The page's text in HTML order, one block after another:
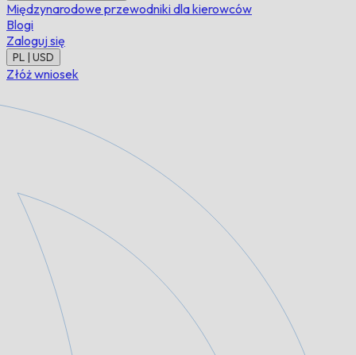
Międzynarodowe przewodniki dla kierowców
Blogi
Zaloguj się
PL | USD
Złóż wniosek